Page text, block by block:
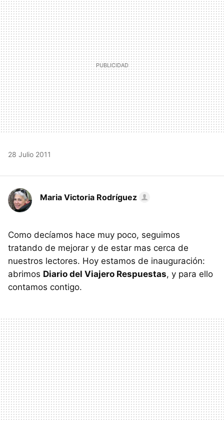
MAIL
28 Julio 2011
Maria Victoria Rodríguez
Como decíamos hace muy poco, seguimos
tratando de mejorar y de estar mas cerca de
nuestros lectores. Hoy estamos de inauguración:
abrimos Diario del Viajero Respuestas, y para ello
contamos contigo.